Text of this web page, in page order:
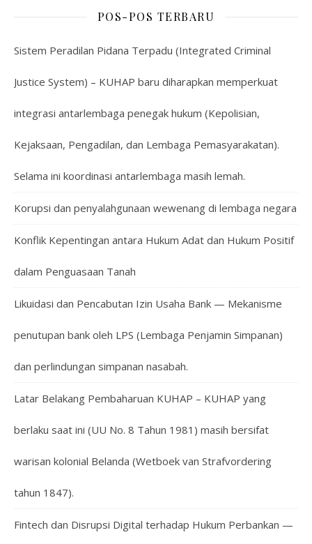
POS-POS TERBARU
Sistem Peradilan Pidana Terpadu (Integrated Criminal
Justice System) – KUHAP baru diharapkan memperkuat
integrasi antarlembaga penegak hukum (Kepolisian,
Kejaksaan, Pengadilan, dan Lembaga Pemasyarakatan).
Selama ini koordinasi antarlembaga masih lemah.
Korupsi dan penyalahgunaan wewenang di lembaga negara
Konflik Kepentingan antara Hukum Adat dan Hukum Positif
dalam Penguasaan Tanah
Likuidasi dan Pencabutan Izin Usaha Bank — Mekanisme
penutupan bank oleh LPS (Lembaga Penjamin Simpanan)
dan perlindungan simpanan nasabah.
Latar Belakang Pembaharuan KUHAP – KUHAP yang
berlaku saat ini (UU No. 8 Tahun 1981) masih bersifat
warisan kolonial Belanda (Wetboek van Strafvordering
tahun 1847).
Fintech dan Disrupsi Digital terhadap Hukum Perbankan —